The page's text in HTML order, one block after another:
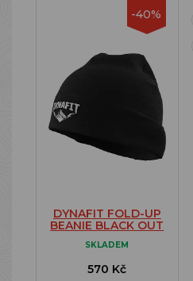
-40%
DYNAFIT FOLD-UP
BEANIE BLACK OUT
SKLADEM
570 Kč